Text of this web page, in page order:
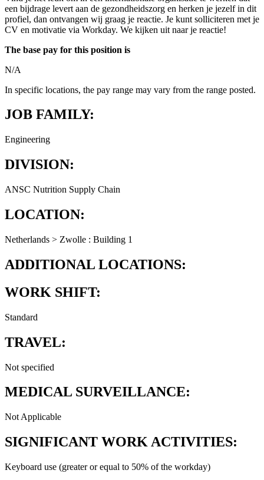
een bijdrage levert aan de gezondheidszorg en herken je jezelf in dit
profiel, dan ontvangen wij graag je reactie. Je kunt solliciteren met je
CV en motivatie via Workday. We kijken uit naar je reactie!
The base pay for this position is
N/A
In specific locations, the pay range may vary from the range posted.
JOB FAMILY:
Engineering
DIVISION:
ANSC Nutrition Supply Chain
LOCATION:
Netherlands > Zwolle : Building 1
ADDITIONAL LOCATIONS:
WORK SHIFT:
Standard
TRAVEL:
Not specified
MEDICAL SURVEILLANCE:
Not Applicable
SIGNIFICANT WORK ACTIVITIES:
Keyboard use (greater or equal to 50% of the workday)